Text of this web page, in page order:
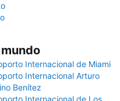
Internacional de Miami
Internacional Arturo
Benítez
Internacional de Los